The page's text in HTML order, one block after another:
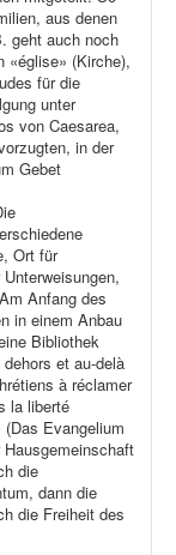
aus denen
geht auch noch
«église» (Kirche),
für die
unter
von Caesarea,
in der
Gebet
Ort für
Anfang des
in einem Anbau
Bibliothek
et au-delà
à réclamer
la liberté
Evangelium
die
dann die
die Freiheit des